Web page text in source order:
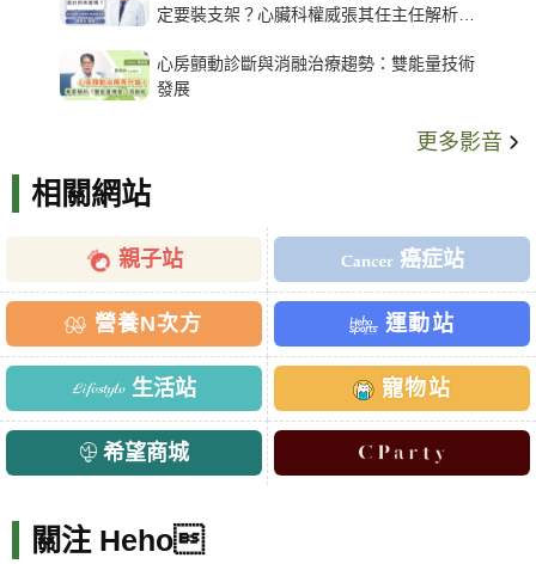
定要裝支架？心臟科權威張其任主任解析支
心房顫動診斷與消融治療趨勢：雙能量技術
發展
更多影音
相關網站
親子站 癌症站
營養N次方 運動站
生活站 寵物站
希望商城
關注 Heho